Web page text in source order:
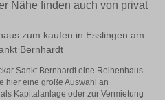
Nähe finden auch von privat
zum kaufen in Esslingen am
Bernhardt
Sankt Bernhardt eine Reihenhaus
hier eine große Auswahl an
Kapitalanlage oder zur Vermietung